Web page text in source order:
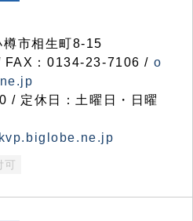
市相生町8-15
：0134-23-7106 / o
/ 定休日：土曜日・日曜
可